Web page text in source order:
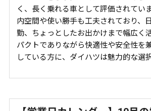
く、長く乗れる車として評価されてい
内空間や使い勝手も工夫されており、
勤、ちょっとしたお出かけまで幅広く
パクトでありながら快適性や安全性を
している方に、ダイハツは魅力的な選